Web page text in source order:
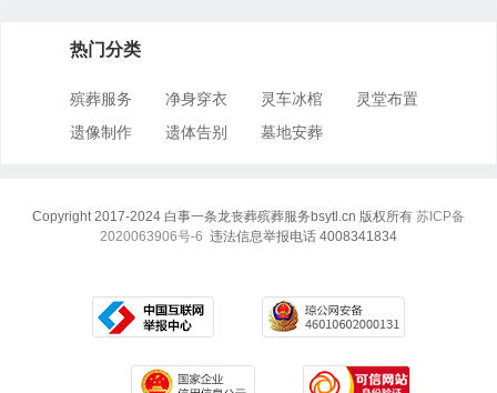
热门分类
殡葬服务 净身穿衣 灵车冰棺
灵堂布置
遗像制作
遗体告别 墓地安葬
Copyright 2017-2024 白事一条龙丧葬殡葬服务bsytl.cn 版权所有 苏ICP备
2020063906号-6 违法信息举报电话 4008341834